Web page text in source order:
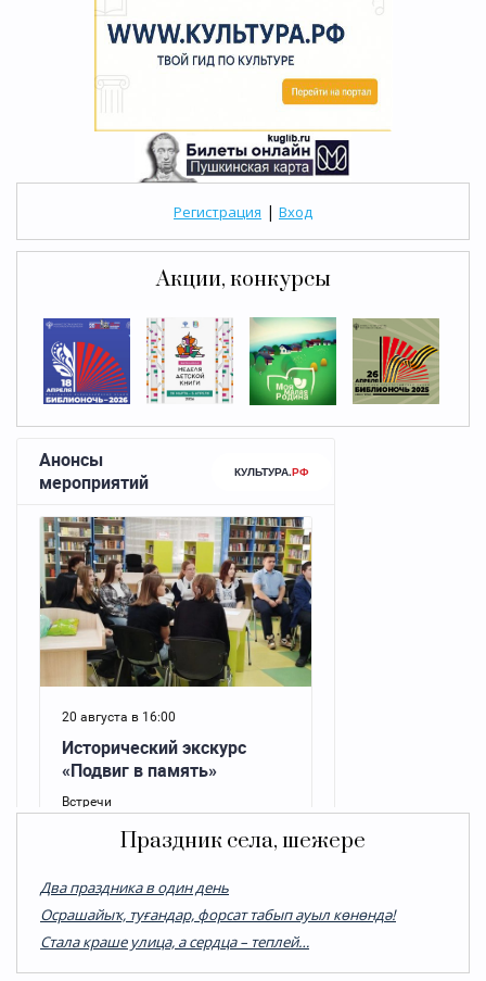
Регистрация | Вход
Акции, конкурсы
Праздник села, шежере
Два праздника в один день
Осрашайыҡ, туғандар, форсат табып ауыл көнөндә!
Стала краше улица, а сердца – теплей…